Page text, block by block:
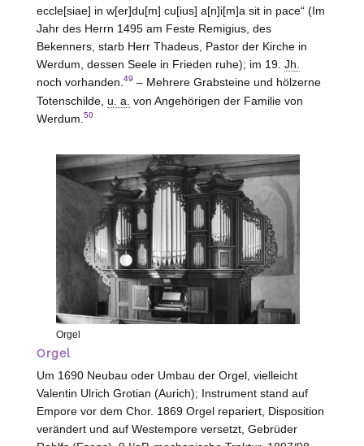
eccle[siae] in w[er]du[m] cu[ius] a[n]i[m]a sit in pace“ (Im
Jahr des Herrn 1495 am Feste Remigius, des
Bekenners, starb Herr Thadeus, Pastor der Kirche in
Werdum, dessen Seele in Frieden ruhe); im 19. Jh.
noch vorhanden. 49 – Mehrere Grabsteine und hölzerne
Totenschilde, u. a. von Angehörigen der Familie von
Werdum 50
Orgel
Orgel
Um 1690 Neubau oder Umbau der Orgel, vielleicht
Valentin Ulrich Grotian (Aurich); Instrument stand auf
Empore vor dem Chor. 1869 Orgel repariert, Disposition
verändert und auf Westempore versetzt, Gebrüder